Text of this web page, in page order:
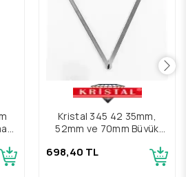
Kristal 345 42 35mm,
52mm ve 70mm Büyük
698,40 TL